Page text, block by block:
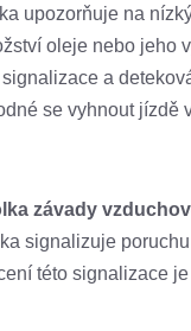
upozorňuje na
oleje nebo jeho
a
se vyhnout jízdě
závady
signalizuje
této signalizace